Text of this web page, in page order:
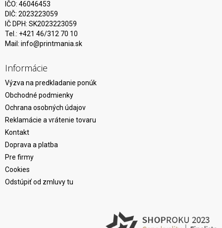
IČO: 46046453
DIČ: 2023223059
IČ DPH: SK2023223059
Tel.: +421 46/312 70 10
Mail: info@printmania.sk
Informácie
Výzva na predkladanie ponúk
Obchodné podmienky
Ochrana osobných údajov
Reklamácie a vrátenie tovaru
Kontakt
Doprava a platba
Pre firmy
Cookies
Odstúpiť od zmluvy tu